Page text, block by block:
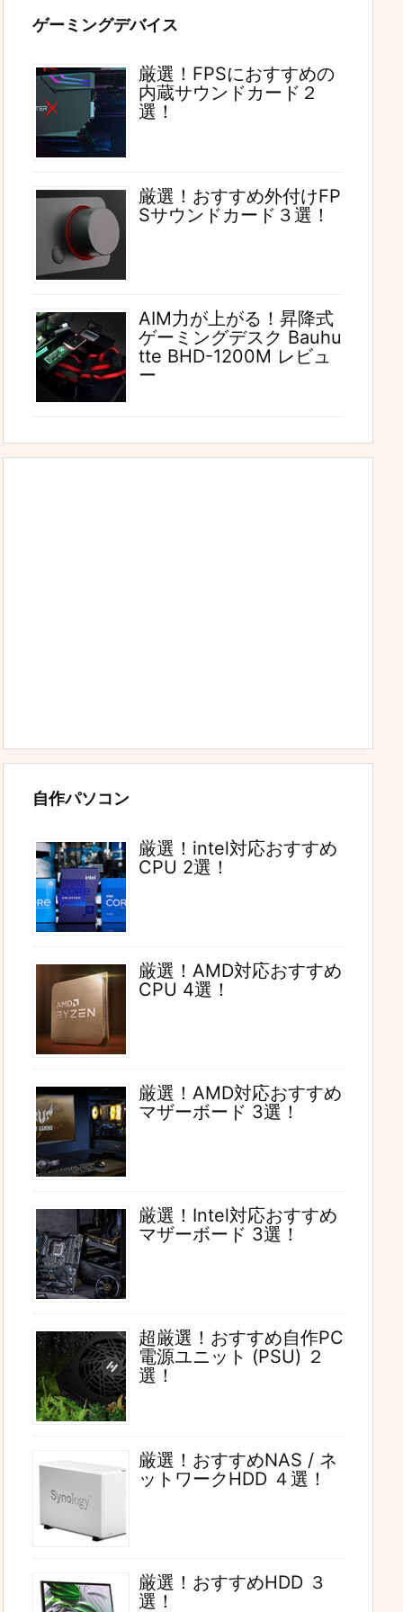
ゲーミングデバイス
厳選！FPSにおすすめの
内蔵サウンドカード２
選！
厳選！おすすめ外付けFP
Sサウンドカード３選！
AIM力が上がる！昇降式
ゲーミングデスク Bauhu
tte BHD-1200M レビュ
ー
自作パソコン
厳選！intel対応おすすめ
CPU 2選！
厳選！AMD対応おすすめ
CPU 4選！
厳選！AMD対応おすすめ
マザーボード 3選！
厳選！Intel対応おすすめ
マザーボード 3選！
超厳選！おすすめ自作PC
電源ユニット (PSU) ２
選！
厳選！おすすめNAS / ネ
ットワークHDD ４選！
厳選！おすすめHDD ３
選！